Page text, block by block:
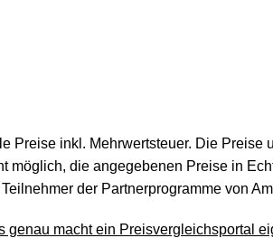
Preise inkl. Mehrwertsteuer. Die Preise
möglich, die angegebenen Preise in
der Partnerprogramme von
genau macht ein Preisvergleichsportal